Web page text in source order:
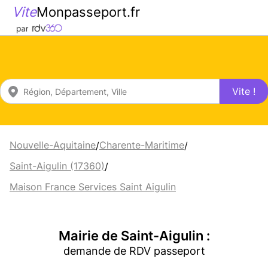
ViteMonpasseport.fr
Vite !
Nouvelle-Aquitaine/Charente-Maritime/
Saint-Aigulin (17360)/
Maison France Services Saint Aigulin
Mairie de Saint-Aigulin :
demande de RDV passeport